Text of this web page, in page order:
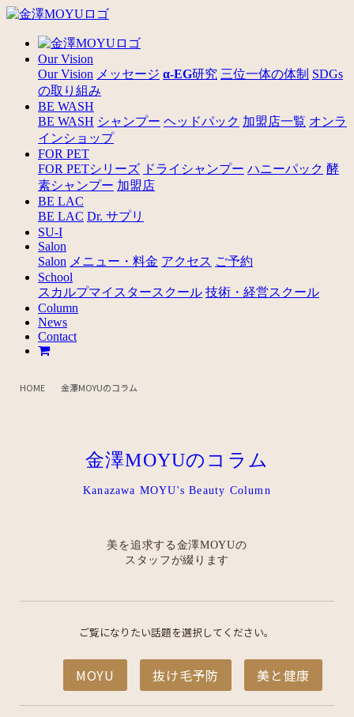
Our Vision
Our Vision メッセージ α-EG研究 三位一体の体制 SDGs
の取り組み
BE WASH
BE WASH シャンプー ヘッドパック 加盟店一覧 オンラ
インショップ
FOR PET
FOR PETシリーズ ドライシャンプー ハニーパック 酵
素シャンプー 加盟店
BE LAC
BE LAC Dr. サプリ
SU-I
Salon
Salon メニュー・料金 アクセス ご予約
School
スカルプマイスタースクール 技術・経営スクール
Column
News
Contact
HOME 金澤MOYUのコラム
金澤MOYUのコラム
Kanazawa MOYU's Beauty Column
美を追求する金澤MOYUの
スタッフが綴ります
ご覧になりたい話題を選択してください。
MOYU 抜け毛予防 美と健康